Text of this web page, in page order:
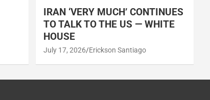
IRAN ‘VERY MUCH’ CONTINUES
TO TALK TO THE US — WHITE
HOUSE
July 17, 2026 Erickson Santiago